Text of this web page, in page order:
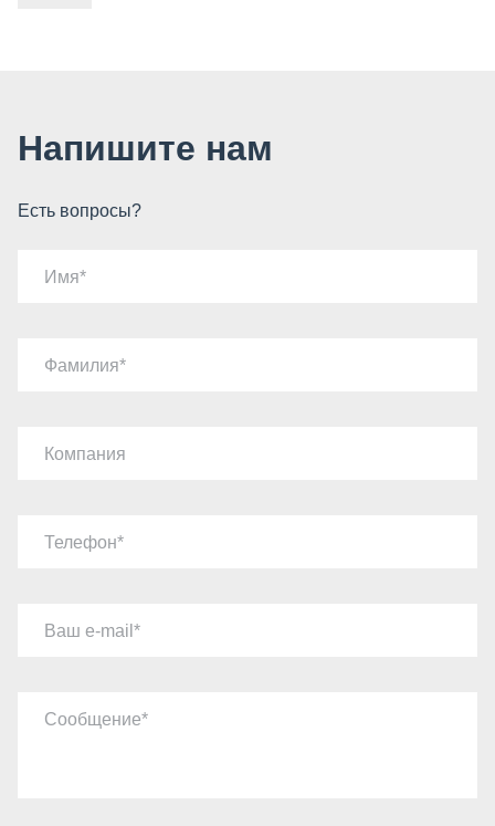
Напишите нам
Есть вопросы?
Имя
Фамилия
Компания
Телефон
Ваш e-mail
Сообщение